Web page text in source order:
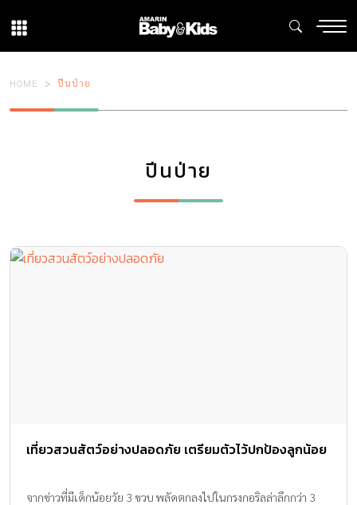
HOME ปีนป่าย
ปีนป่าย
เที่ยวสวนสัตว์อย่างปลอดภัย เตรียมตัวไว้ปกป้องลูกน้อย
จากข่าวที่มีเด็กน้อยวัย 3 ขวบ พลัดตกลงไปในกรงกอริลล่าลึกกว่า 3